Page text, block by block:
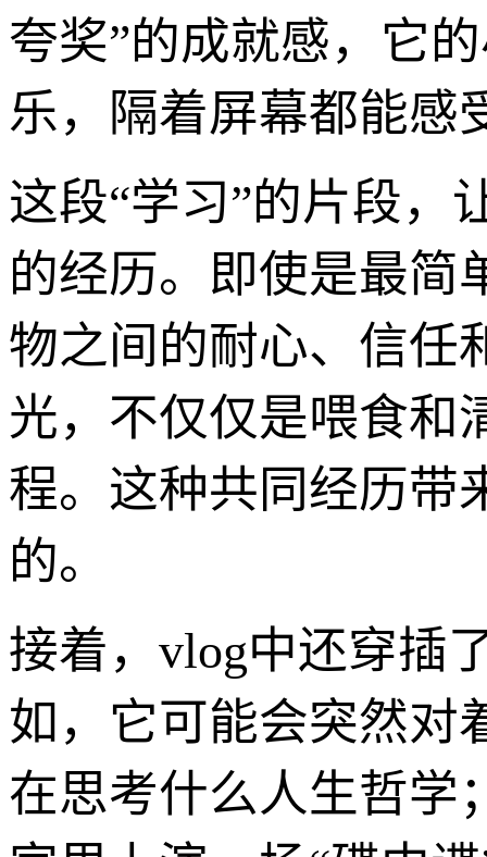
夸奖”的成就感，它
乐，隔着屏幕都能感
这段“学习”的片段，
的经历。即使是最简
物之间的耐心、信任
光，不仅仅是喂食和
程。这种共同经历带
的。
接着，vlog中还穿插
如，它可能会突然对
在思考什么人生哲学